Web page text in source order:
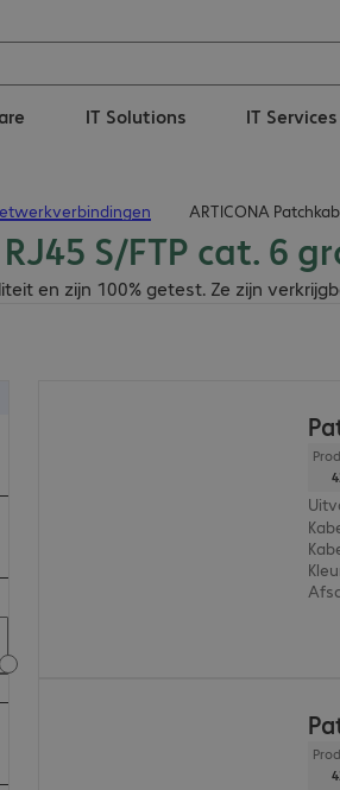
IT Solutions IT Services
ARTICONA
S/FTP cat. 6
en zijn 100% getest. Ze zijn